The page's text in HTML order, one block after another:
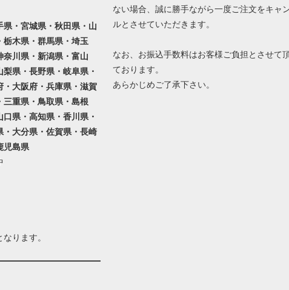
県・宮城県・秋田県・山
栃木県・群馬県・埼玉
川県・新潟県・富山
県・長野県・岐阜県・
・大阪府・兵庫県・滋賀
三重県・鳥取県・島根
県・高知県・香川県・
・大分県・佐賀県・長崎
児島県
ります。
ない場合、誠に勝手ながら一度ご注文をキャ
ルとさせていただきます。
なお、お振込手数料はお客様ご負担とさせて
ております。
あらかじめご了承下さい。